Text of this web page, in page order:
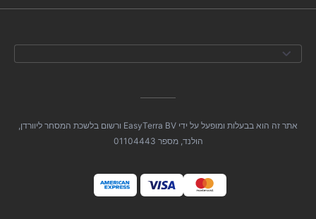
אתר זה הוא בבעלות ומופעל על ידי EasyTerra BV ורשום בלשכת המסחר ליוורדן,
הולנד, מספר 01104443